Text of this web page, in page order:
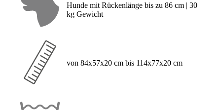
Hunde mit Rückenlänge bis zu 86 cm | 30
kg Gewicht
von 84x57x20 cm bis 114x77x20 cm